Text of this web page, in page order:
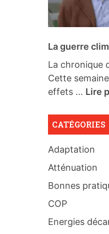
La guerre
La chronique
Cette
effets ... Lire
CATÉGORIES
Adaptation
Atténuation
Bonnes
COP
Energies